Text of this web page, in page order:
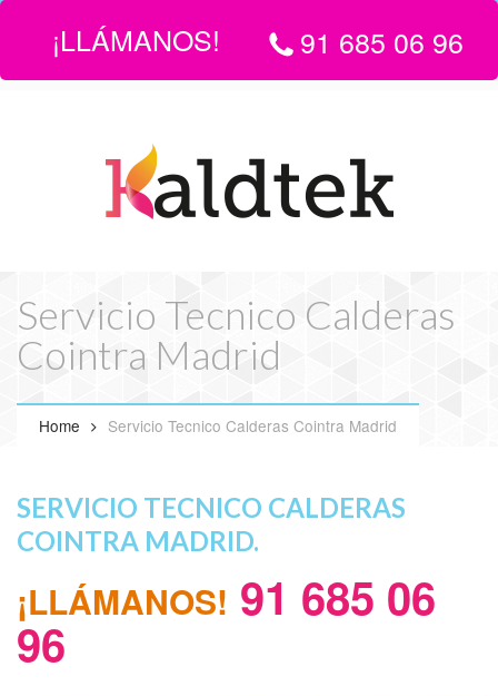
LLÁMANOS:916 850 696 | EMAIL
info@servicio-tecnico-de-
calderas-en-madrid.com
Servicio Tecnico Calderas
Cointra Madrid
Home Servicio Tecnico Calderas Cointra Madrid
SERVICIO TECNICO CALDERAS
COINTRA MADRID.
¡LLÁMANOS! 91 685 06
96
¡LLÁMANOS! 91 685 06 96